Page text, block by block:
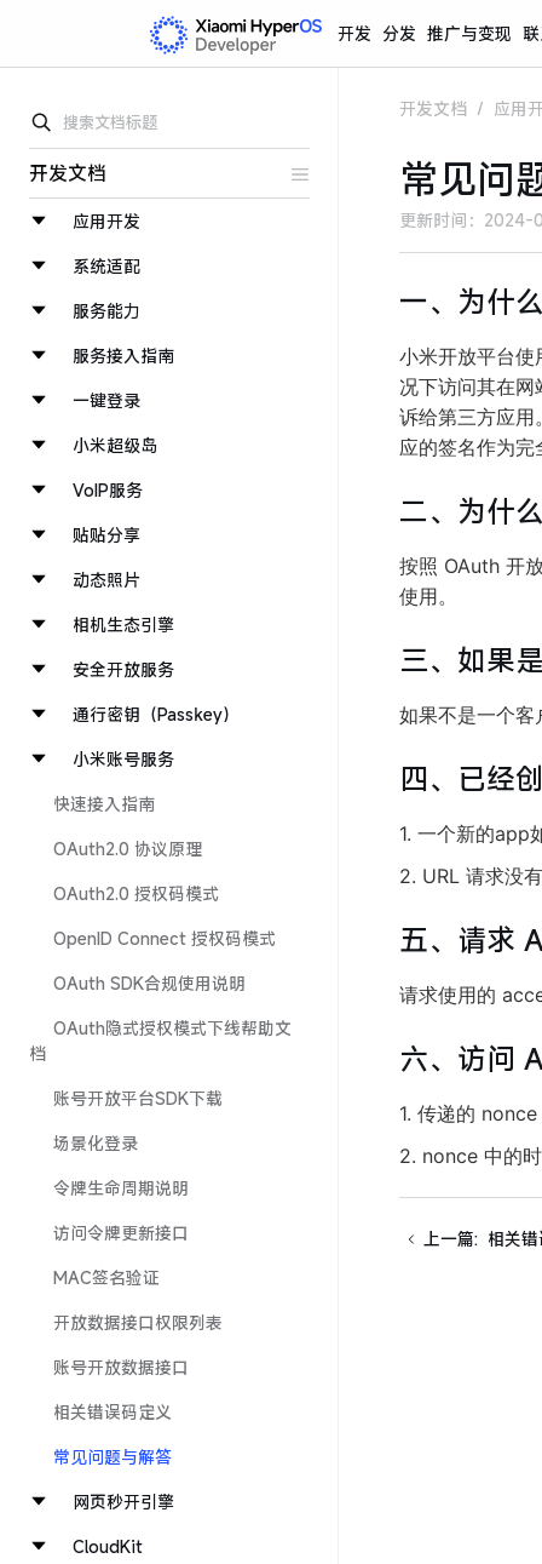
开发 分发 推广与变现
开发文档
应用开发
系统适配
服务能力
服务接入指南
一键登录
小米超级岛
VoIP服务
贴贴分享
动态照片
相机生态引擎
安全开放服务
通行密钥（Passkey）
小米账号服务
快速接入指南
OAuth2.0 协议原理
OAuth2.0 授权码模式
OpenID Connect 授权码模式
OAuth SDK合规使用说明
OAuth隐式授权模式下线帮助文
档
账号开放平台SDK下载
场景化登录
令牌生命周期说明
访问令牌更新接口
MAC签名验证
开放数据接口权限列表
账号开放数据接口
相关错误码定义
常见问题与解答
网页秒开引擎
CloudKit
开发文档 / 应用
常见问
更新时间： 2024-
一、为什
小米开放平台
况下访问其在
诉给第三方应
应的签名作为
二、为什
按照 OAuth 开
使用。
三、如果
如果不是一个
四、已经
1. 一个新的app
2. URL 请求没
五、请求
请求使用的
六、访问
1. 传递的
2. nonce 中的
上一篇: 相关